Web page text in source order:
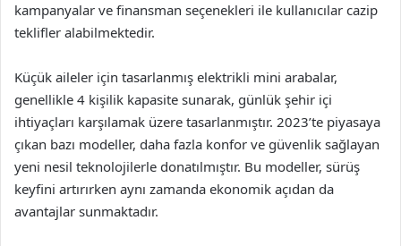
kampanyalar ve finansman seçenekleri ile kullanıcılar cazip
teklifler alabilmektedir.
Küçük aileler için tasarlanmış elektrikli mini arabalar,
genellikle 4 kişilik kapasite sunarak, günlük şehir içi
ihtiyaçları karşılamak üzere tasarlanmıştır. 2023’te piyasaya
çıkan bazı modeller, daha fazla konfor ve güvenlik sağlayan
yeni nesil teknolojilerle donatılmıştır. Bu modeller, sürüş
keyfini artırırken aynı zamanda ekonomik açıdan da
avantajlar sunmaktadır.